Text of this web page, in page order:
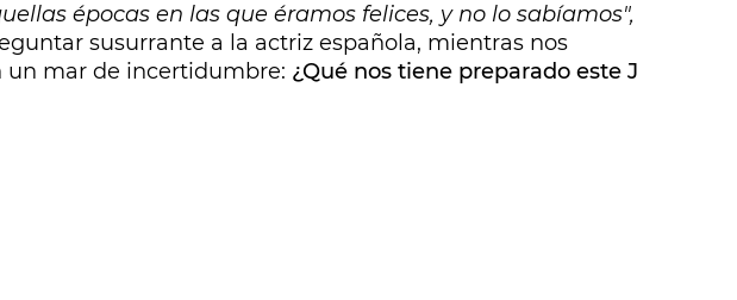
épocas en las que éramos felices, y no lo sabíamos",
susurrante a la actriz española, mientras nos
un mar de incertidumbre: ¿Qué nos tiene preparado este J